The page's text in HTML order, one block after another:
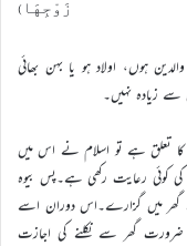
زَوْجِهَا)
ہوں، اولاد ہو یا بہن بھائی
زیادہ نہیں۔
تعلق ہے تو اسلام نے اس میں
کی کوئی رعایت رکھی ہے۔پس بیوہ
گھر میں گزارے۔اس دوران اسے
ضرورت گھر سے نکلنے کی اجازت